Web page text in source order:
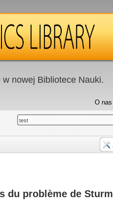
nowej Bibliotece Nauki.
O nas
test
du problème de Sturm